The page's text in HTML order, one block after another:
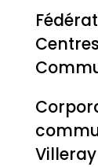
Centres
Villeray